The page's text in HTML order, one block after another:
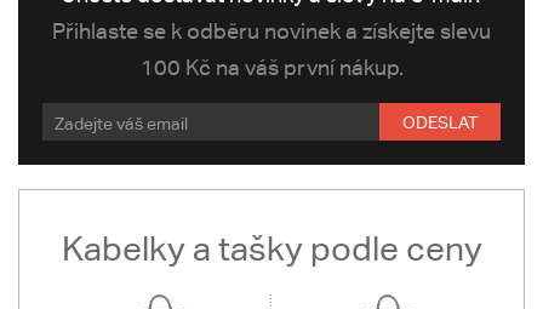
Přihlaste se k odběru novinek a získejte slevu
100 Kč na váš první nákup.
ODESLAT
Kabelky a tašky podle ceny